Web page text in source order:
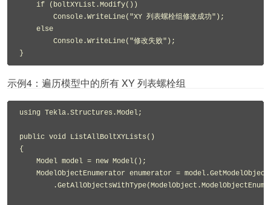
    if (boltXYList.Modify())
        Console.WriteLine("XY 列表螺栓组修改成功");
    else
        Console.WriteLine("修改失败");
}
示例4：遍历模型中的所有 XY 列表螺栓组
using Tekla.Structures.Model;
public void ListAllBoltXYLists()
{
    Model model = new Model();
ModelObjectEnumerator enumerator =